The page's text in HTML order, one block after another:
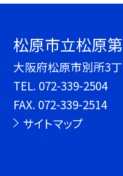
松原市立松原
大阪府松原市別所3
TEL. 072-339-2504
FAX. 072-339-2514
サイトマップ